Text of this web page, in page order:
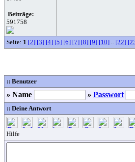
Beiträge:
591758
Seite: 1 [2] [3] [4] [5] [6] [7] [8] [9] [10] .. [22]
:: Benutzer
» Name » Passwort
:: Deine Antwort
Hilfe